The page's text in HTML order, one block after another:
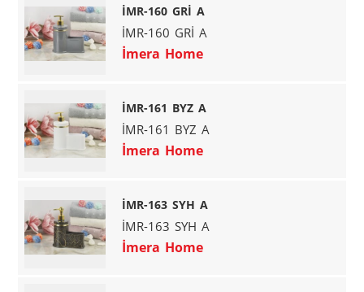
İMR-160 GRİ A
İMR-160 GRİ A
İmera Home
İMR-161 BYZ A
İMR-161 BYZ A
İmera Home
İMR-163 SYH A
İMR-163 SYH A
İmera Home